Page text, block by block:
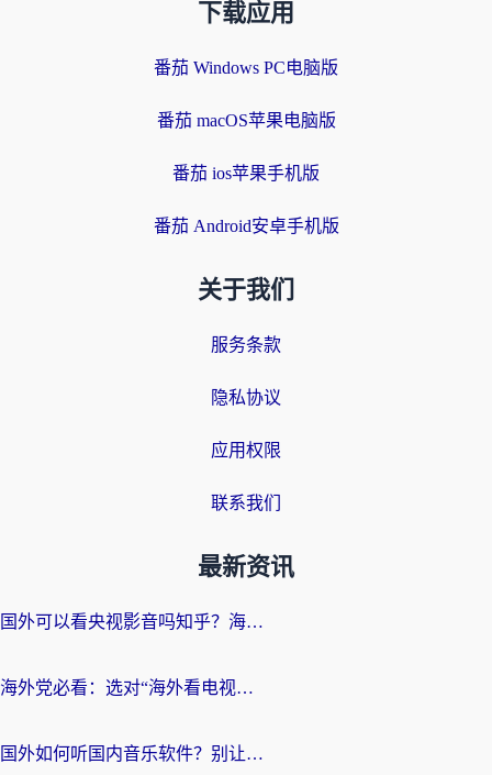
下载应用
番茄 Windows PC电脑版
番茄 macOS苹果电脑版
番茄 ios苹果手机版
番茄 Android安卓手机版
关于我们
服务条款
隐私协议
应用权限
联系我们
最新资讯
国外可以看央视影音吗知乎？海外党亲测有效的回国加速方案
海外党必看：选对“海外看电视剧软件”，再也不用愁国内剧刷不了
国外如何听国内音乐软件？别让地域限制，断了你的中文歌单